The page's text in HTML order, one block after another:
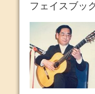
フェイスブッ